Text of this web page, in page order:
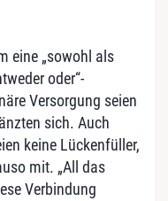
eine „sowohl als
oder“-
Versorgung seien
sich. Auch
keine Lückenfüller,
mit. „All das
Verbindung